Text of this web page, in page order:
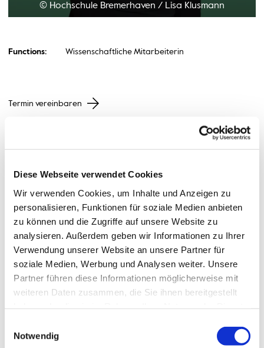
Diese Webseite verwendet Cookies
Wir verwenden Cookies, um Inhalte und Anzeigen zu
personalisieren, Funktionen für soziale Medien anbieten
zu können und die Zugriffe auf unsere Website zu
analysieren. Außerdem geben wir Informationen zu Ihrer
Verwendung unserer Website an unsere Partner für
soziale Medien, Werbung und Analysen weiter. Unsere
Partner führen diese Informationen möglicherweise mit
weiteren Daten zusammen, die Sie ihnen bereitgestellt
Notwendig
© Hochschule Bremerhaven / Lisa Klusmann
Functions: Wissenschaftliche Mitarbeiterin
Termin vereinbaren
Email: lklusmann[at]hs-bremerhaven[dot]de
27568 Bremerhaven
Office:
An der Karlstadt 6
27568 Bremerhaven